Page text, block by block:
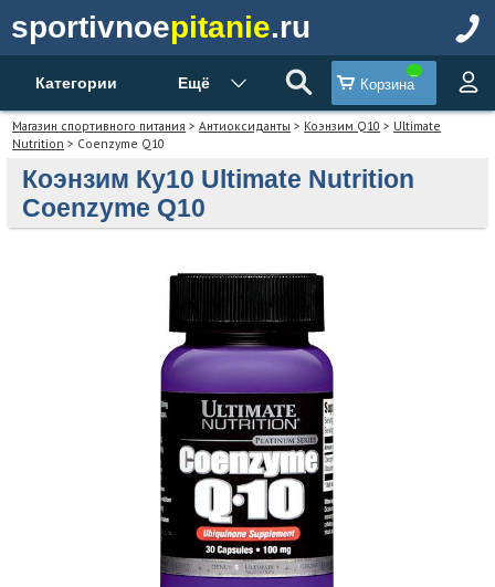
sportivnoepitanie.ru
Категории Ещё Корзина
Магазин спортивного питания >Антиоксиданты > Коэнзим Q10 > Ultimate
Nutrition > Coenzyme Q10
Коэнзим Ку10 Ultimate Nutrition
Coenzyme Q10